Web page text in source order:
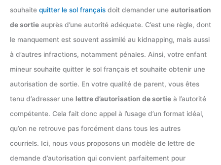
souhaite quitter le sol français doit demander une autorisation
de sortie auprès d’une autorité adéquate. C’est une règle, dont
le manquement est souvent assimilé au kidnapping, mais aussi
à d’autres infractions, notamment pénales. Ainsi, votre enfant
mineur souhaite quitter le sol français et souhaite obtenir une
autorisation de sortie. En votre qualité de parent, vous êtes
tenu d’adresser une lettre d’autorisation de sortie à l’autorité
compétente. Cela fait donc appel à l’usage d’un format idéal,
qu’on ne retrouve pas forcément dans tous les autres
courriels. Ici, nous vous proposons un modèle de lettre de
demande d’autorisation qui convient parfaitement pour